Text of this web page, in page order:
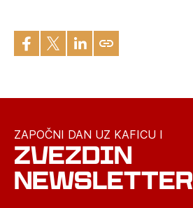
ZAPOČNI DAN UZ KAFICU I
ZVEZDIN
NEWSLETTER